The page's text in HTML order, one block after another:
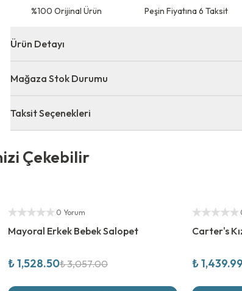
⁠%100 Orijinal Ürün Peşin Fiyatına 6 Taksit
Ürün Detayı
Mağaza Stok Durumu
Taksit Seçenekleri
Yetkili Satıcı
0 Yorum
Mayoral Erkek Bebek Salopet
₺ 1,528.50₺ 3,057.00
Yetkili Satıcı
Carter's
₺ 1,439.99